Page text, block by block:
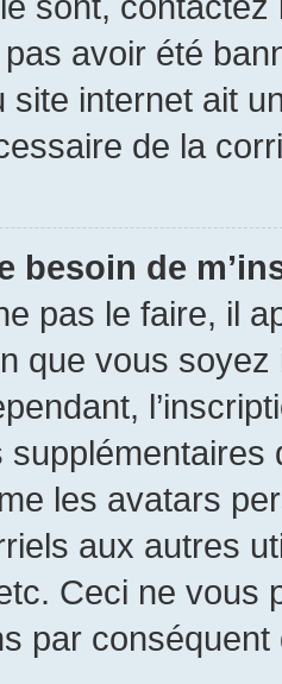
avoir été
site internet ait
de la
besoin de
pas le faire, il
que vous
les avatars
aux autres
Ceci ne vous
par conséquent